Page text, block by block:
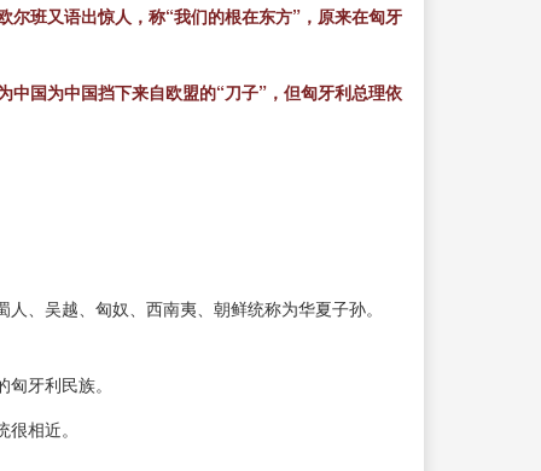
班又语出惊人，称“我们的根在东方”，原来在匈牙
中国为中国挡下来自欧盟的“刀子”，但匈牙利总理依
、吴越、匈奴、西南夷、朝鲜统称为华夏子孙。
牙利民族。
相近。